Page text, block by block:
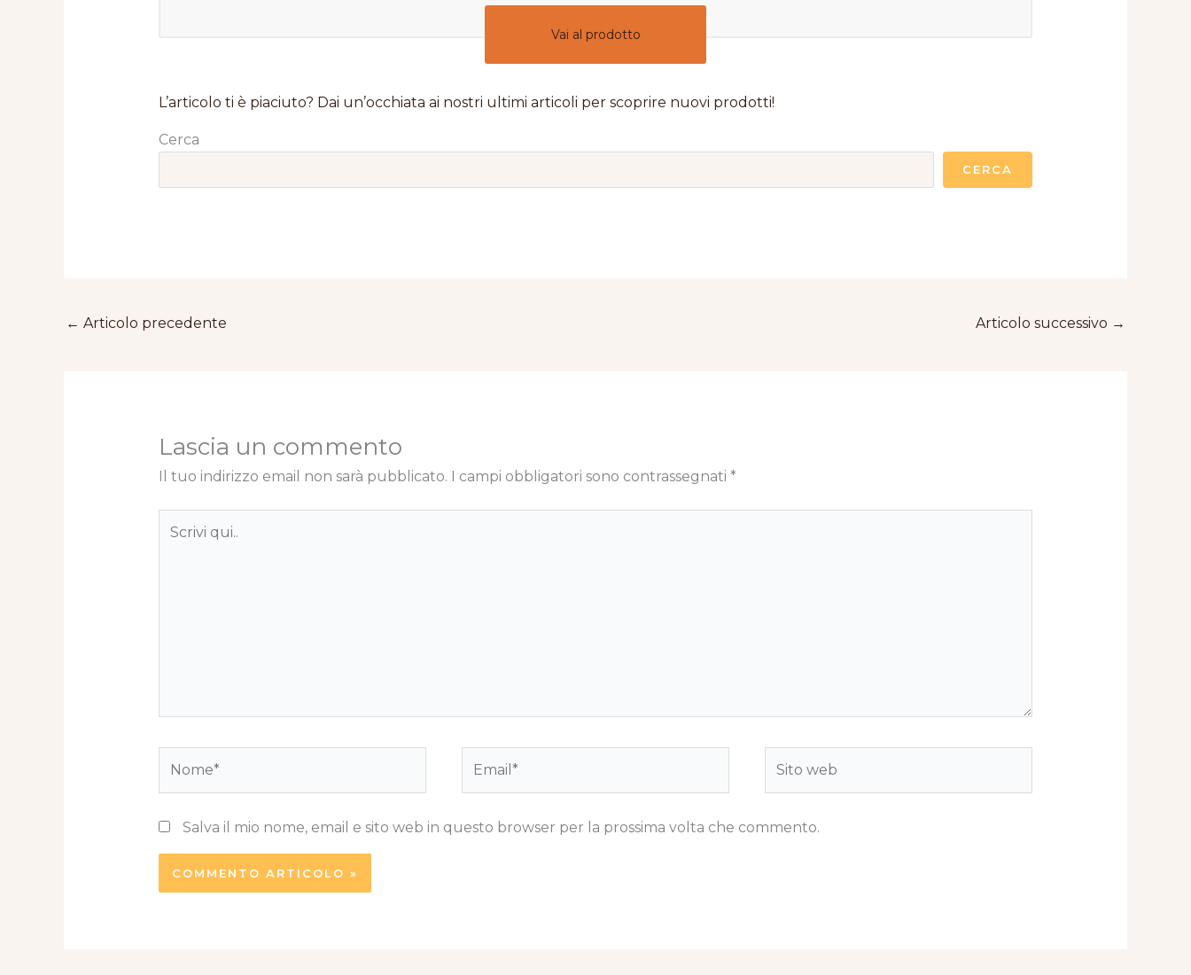
Vai al prodotto
L’articolo ti è piaciuto? Dai un’occhiata ai nostri ultimi articoli per scoprire nuovi prodotti!
Cerca
CERCA
← Articolo precedente Articolo successivo →
Lascia un commento
Il tuo indirizzo email non sarà pubblicato. I campi obbligatori sono contrassegnati *
Salva il mio nome, email e sito web in questo browser per la prossima volta che commento.